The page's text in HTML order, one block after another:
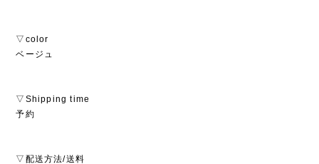
▽color
ベージュ
▽Shipping time
予約
▽配送方法/送料